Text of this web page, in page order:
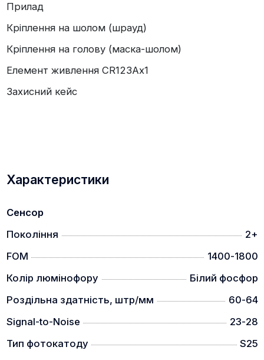
Прилад
Кріплення на шолом (шрауд)
Кріплення на голову (маска-шолом)
Елемент живлення CR123Ax1
Захисний кейс
Характеристики
Сенсор
Покоління
2+
FOM
1400-1800
Колір люмінофору
Білий фосфор
Роздільна здатність, штр/мм
60-64
Signal-to-Noise
23-28
Тип фотокатоду
S25